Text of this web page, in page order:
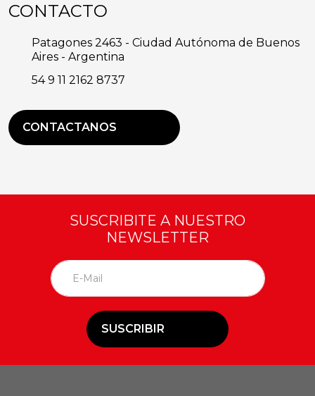
CONTACTO
Patagones 2463 - Ciudad Autónoma de Buenos
Aires - Argentina
54 9 11 2162 8737
CONTACTANOS
SUSCRIBITE A NUESTRO
NEWSLETTER
SUSCRIBIR